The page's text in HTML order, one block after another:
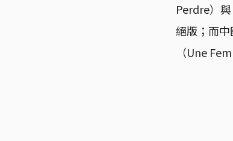
Perdre）
絕版；而
（Une